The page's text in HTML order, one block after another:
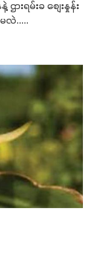
ရမ်းခ စျေးနှုန်း
လဲ.....